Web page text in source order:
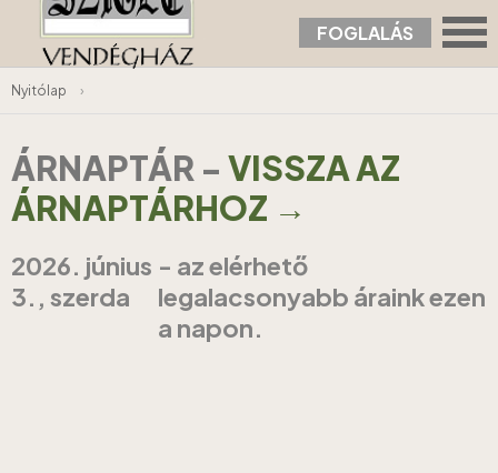
FOGLALÁS
Nyitólap ›
ÁRNAPTÁR - VISSZA AZ
ÁRNAPTÁRHOZ →
2026. június
3., szerda
- az elérhető
legalacsonyabb áraink ezen
a napon.